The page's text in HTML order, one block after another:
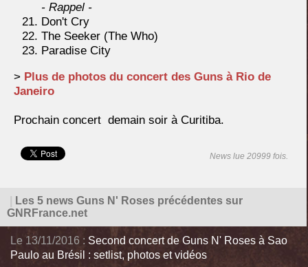
- Rappel -
Don't Cry
The Seeker (The Who)
Paradise City
> Plus de photos du concert des Guns à Rio de
Janeiro
Prochain concert demain soir à Curitiba.
News lue 20999 fois.
Les 5 news Guns N' Roses précédentes sur
GNRFrance.net
Le 13/11/2016 : Second concert de Guns N' Roses à Sao
Paulo au Brésil : setlist, photos et vidéos